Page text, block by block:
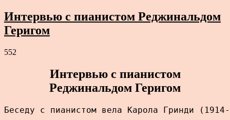
Интервью с пианистом Реджинальдом
Геригом
552
Интервью с пианистом
Реджинальдом Геригом
Беседу с пианистом вела Карола Гринди